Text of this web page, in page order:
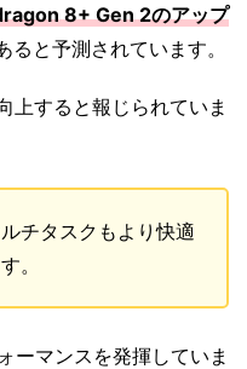
8+ Gen 2のアップ
ると予測されています。
上すると報じられていま
チタスクもより快適
。
ーマンスを発揮していま